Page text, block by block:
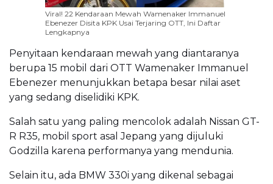
Viral! 22 Kendaraan Mewah Wamenaker Immanuel
Ebenezer Disita KPK Usai Terjaring OTT, Ini Daftar
Lengkapnya
Penyitaan kendaraan mewah yang diantaranya
berupa 15 mobil dari OTT Wamenaker Immanuel
Ebenezer menunjukkan betapa besar nilai aset
yang sedang diselidiki KPK.
Salah satu yang paling mencolok adalah Nissan GT-
R R35, mobil sport asal Jepang yang dijuluki
Godzilla karena performanya yang mendunia.
Selain itu, ada BMW 330i yang dikenal sebagai